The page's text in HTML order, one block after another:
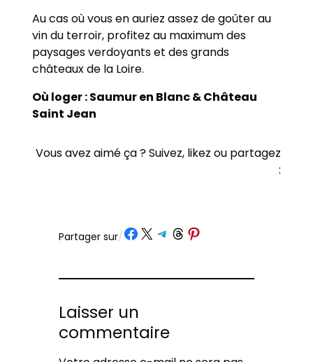
Au cas où vous en auriez assez de goûter au
vin du terroir, profitez au maximum des
paysages verdoyants et des grands
châteaux de la Loire.
Où loger : Saumur en Blanc & Château
Saint Jean
Vous avez aimé ça ? Suivez, likez ou partagez
:
Partager sur/ Partager sur Facebook
Partager sur X Partager sur Telegram
Partager sur Threads
Partager sur Pinterest
Laisser un
commentaire